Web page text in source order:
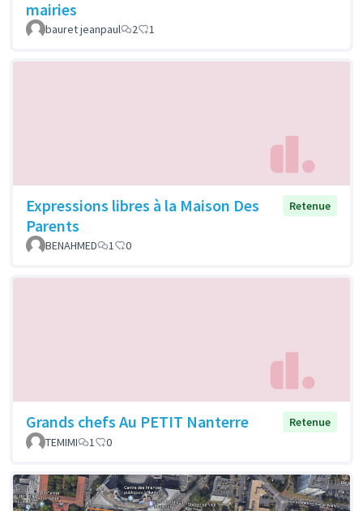
mairies
bauret jeanpaul 2 1
Expressions libres à la Maison Des
Parents
Retenue
BENAHMED 1 0
Grands chefs Au PETIT Nanterre
Retenue
TEMIMI
1 0